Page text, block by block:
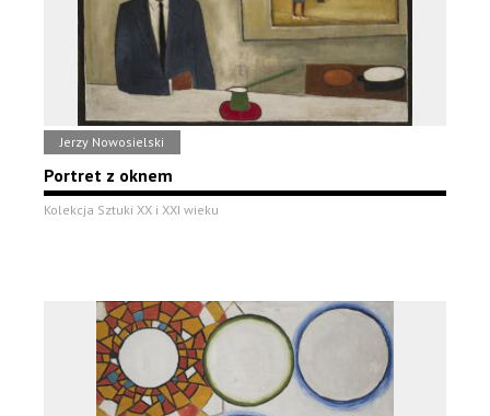
Jerzy Nowosielski
Portret z oknem
Kolekcja Sztuki XX i XXI wieku